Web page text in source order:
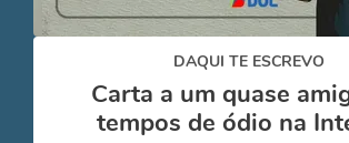
DAQUI TE ESCREVO
Carta a um quase
tempos de ódio na